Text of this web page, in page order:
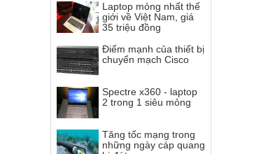
Laptop mỏng nhất thế
giới về Việt Nam, giá
35 triệu đồng
Điểm mạnh của thiết bị
chuyển mạch Cisco
Spectre x360 - laptop
2 trong 1 siêu mỏng
Tăng tốc mạng trong
những ngày cáp quang